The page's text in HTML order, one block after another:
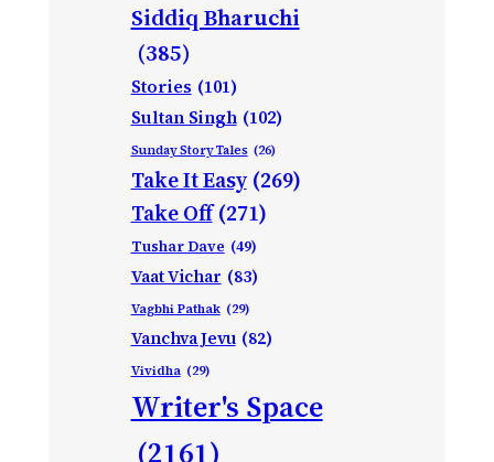
Siddiq Bharuchi
(385)
Stories (101)
Sultan Singh (102)
Sunday Story Tales (26)
Take It Easy (269)
Take Off (271)
Tushar Dave (49)
Vaat Vichar (83)
Vagbhi Pathak (29)
Vanchva Jevu (82)
Vividha (29)
Writer's Space
(2161)